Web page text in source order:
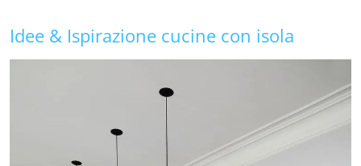
Idee & Ispirazione cucine con isola